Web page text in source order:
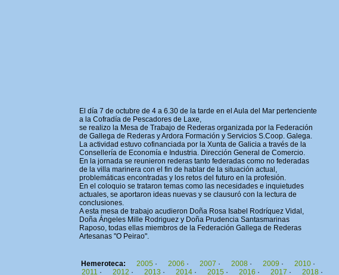
El día 7 de octubre de 4 a 6.30 de la tarde en el Aula del Mar pertenciente
a la Cofradía de Pescadores de Laxe,
se realizo la Mesa de Trabajo de Rederas organizada por la Federación
de Gallega de Rederas y Ardora Formación y Servicios S.Coop. Galega.
La actividad estuvo cofinanciada por la Xunta de Galicia a través de la
Consellería de Economía e Industria. Dirección General de Comercio.
En la jornada se reunieron rederas tanto federadas como no federadas
de la villa marinera con el fin de hablar de la situación actual,
problemáticas encontradas y los retos del futuro en la profesión.
En el coloquio se trataron temas como las necesidades e inquietudes
actuales, se aportaron ideas nuevas y se clausuró con la lectura de
conclusiones.
A esta mesa de trabajo acudieron Doña Rosa Isabel Rodríquez Vidal,
Doña Ángeles Mille Rodriguez y Doña Prudencia Santasmarinas
Raposo, todas ellas miembros de la Federación Gallega de Rederas
Artesanas "O Peirao".
Hemeroteca: 2005· 2006 · 2007 · 2008· 2009 · 2010·
2011 · 2012 · 2013 · 2014 · 2015 · 2016 · 2017 · 2018 ·